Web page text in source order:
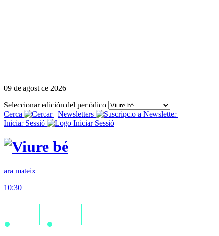
09 de agost de 2026
Seleccionar edición del periódico
Cerca
| Newsletters
|
Iniciar Sessió
ara mateix
10:30